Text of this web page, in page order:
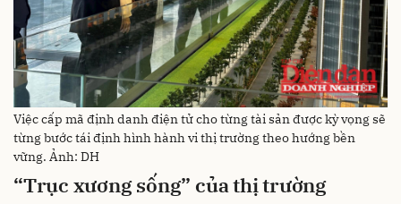
Việc cấp mã định danh điện tử cho từng tài sản được kỳ vọng sẽ
từng bước tái định hình hành vi thị trường theo hướng bền
vững. Ảnh: DH
“Trục xương sống” của thị trường